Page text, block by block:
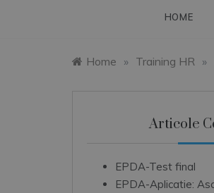
HOME
Home » Training HR »
Articole
EPDA-Test final
EPDA-Aplicatie: